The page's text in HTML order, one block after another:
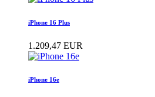
iPhone 16 Plus
1.209,47 EUR
iPhone 16e